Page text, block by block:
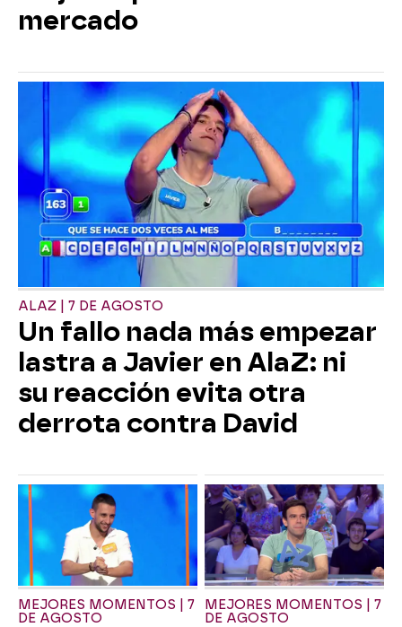
mercado
ALAZ | 7 DE AGOSTO
Un fallo nada más empezar
lastra a Javier en AlaZ: ni
su reacción evita otra
derrota contra David
MEJORES MOMENTOS | 7
DE AGOSTO
MEJORES MOMENTOS | 7
DE AGOSTO